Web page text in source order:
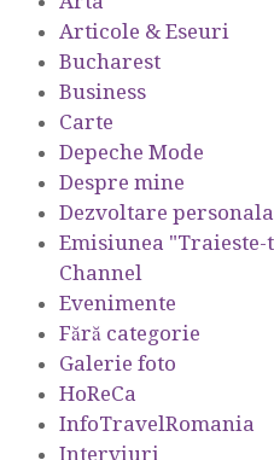
Articole & Eseuri
Bucharest
Business
Carte
Depeche Mode
Despre mine
Dezvoltare personala
Emisiunea
Channel
Evenimente
Fără categorie
Galerie foto
HoReCa
InfoTravelRomania
Interviuri